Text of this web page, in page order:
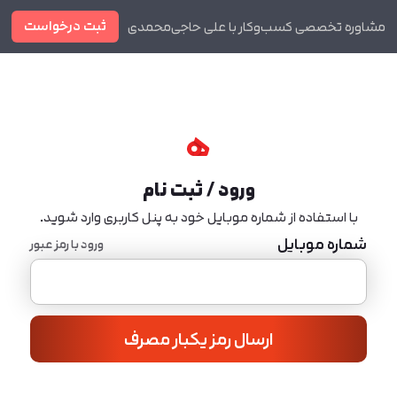
مشاوره تخصصی کسب‌وکار با علی حاجی‌محمدی ثبت درخواست
ورود / ثبت نام
با استفاده از شماره موبایل خود به پنل کاربری وارد شوید.
شماره موبایل ورود با رمز عبور
ارسال رمز یکبار مصرف